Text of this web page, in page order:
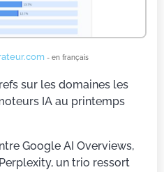
- en français
sur les domaines les
IA au printemps
Google AI Overviews,
un trio ressort